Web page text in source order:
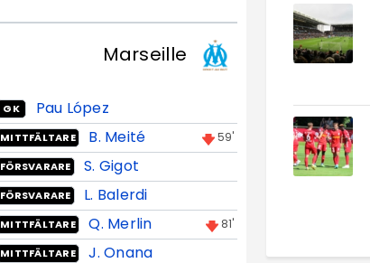
Marseille
GK
Pau López
MITTFÄLTARE B. Meité 59'
FÖRSVARARE
S. Gigot
FÖRSVARARE
L. Balerdi
MITTFÄLTARE Q. Merlin 81'
MITTFÄLTARE
J. Onana